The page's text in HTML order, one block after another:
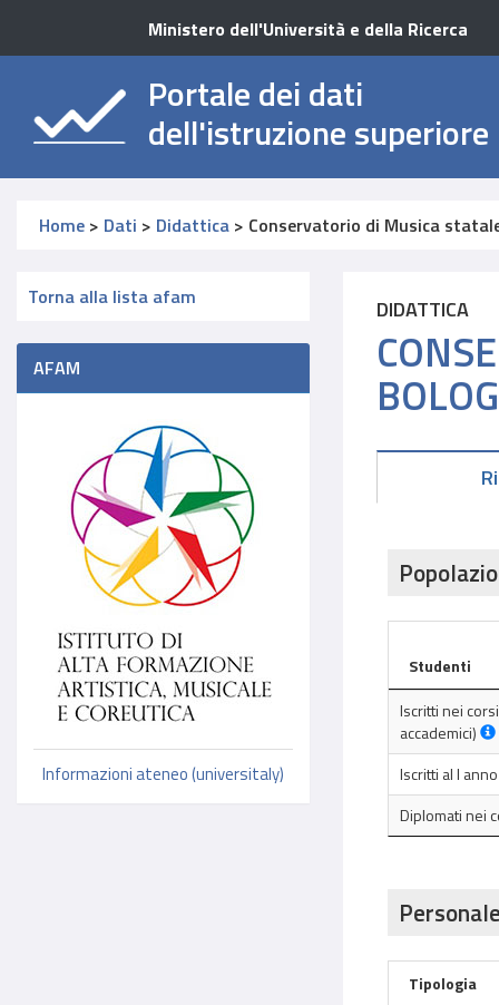
Ministero dell'Università e della Ricerca
Portale dei dati
dell'istruzione superiore
Home > Dati > Didattica > Conservatorio di Musica
Torna alla lista afam
AFAM
Informazioni ateneo (universitaly)
DIDATTICA
Studenti
Iscritti nei
accademici)
Iscritti al I
Diplomati nei
Tipologia